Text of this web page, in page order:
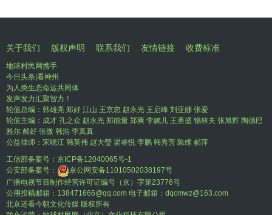
关于我们 版权声明 联系我们 友情链接 收费标准
地球村民网携手
今日头条|看神州
为人类生态命运共同体
发声发力汇聚智力！
轮值总编：韩雄亮 郑好 江山 王京忠 赵永光 王启峰 刘亚娜 张爱
轮值主编：成才 孔之众 赵永光 郑能量 郑爽 李婉儿 王勇盛 锡林夫 张旭辉 陶德巴
雅尔 郝好 张傲 韩浩 李真真
公益律师：宋晓江 韩英伟 赵大瑩 梁睿悦 李鹏 韩秀芳 陈维 郝萍
工信部备案号： 京ICP备12040065号-1
公安部备案号：
京公网安备11010502038197号
广播电视节目制作经营许可证编号（京）字第23776号
公用投稿邮箱：138471666@qq.com 电子邮箱：dqcmwz@163.com
北京还看今朝文化传媒 版权所有